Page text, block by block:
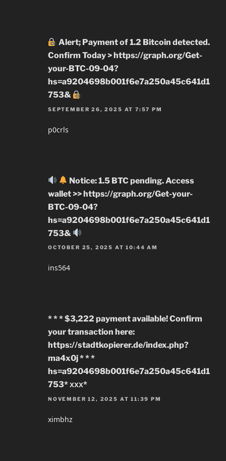
Alert; Payment of 1.2 Bitcoin detected.
Confirm Today > https://graph.org/Get-
your-BTC-09-04?
hs=a9204698b001f6e7a250a45c641d1
753&
SEPTEMBER 26, 2025 AT 7:57 PM
p0crls
Notice: 1.5 BTC pending. Access
wallet >> https://graph.org/Get-your-
BTC-09-04?
hs=a9204698b001f6e7a250a45c641d1
753&
OCTOBER 25, 2025 AT 10:44 AM
ins564
* * * $3,222 payment available! Confirm
your transaction here:
https://stadtkopierer.de/index.php?
ma4x0j * * *
hs=a9204698b001f6e7a250a45c641d1
753* ххх*
NOVEMBER 12, 2025 AT 11:39 PM
ximbhz